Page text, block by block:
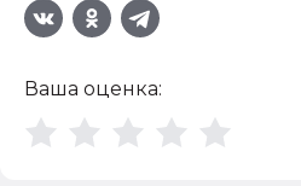
Ваша оценка: